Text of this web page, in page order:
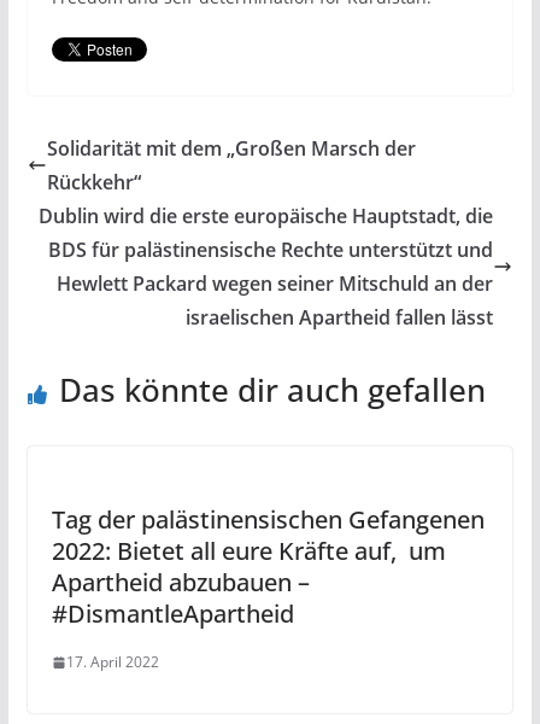
Solidarität mit dem „Großen Marsch der
Rückkehr“
Dublin wird die erste europäische Hauptstadt, die
BDS für palästinensische Rechte unterstützt und
Hewlett Packard wegen seiner Mitschuld an der
israelischen Apartheid fallen lässt
Das könnte dir auch gefallen
Tag der palästinensischen Gefangenen
2022: Bietet all eure Kräfte auf, um
Apartheid abzubauen –
#DismantleApartheid
17. April 2022